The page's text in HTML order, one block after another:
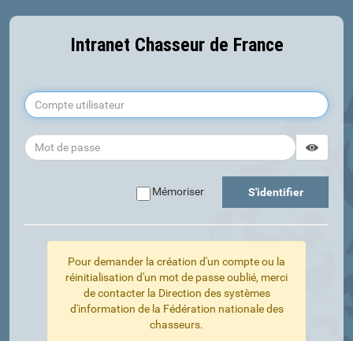
Intranet Chasseur de France
Mémoriser S'identifier
Pour demander la création d'un compte ou la
réinitialisation d'un mot de passe oublié, merci
de contacter la Direction des systèmes
d'information de la Fédération nationale des
chasseurs.